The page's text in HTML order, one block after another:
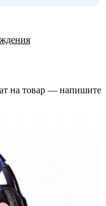
на товар — напишите